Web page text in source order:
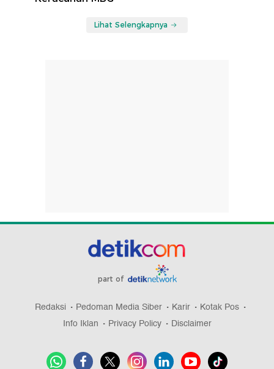
Lihat Selengkapnya
part of
Redaksi Pedoman Media Siber Karir
Kotak Pos
Info Iklan
Privacy Policy Disclaimer